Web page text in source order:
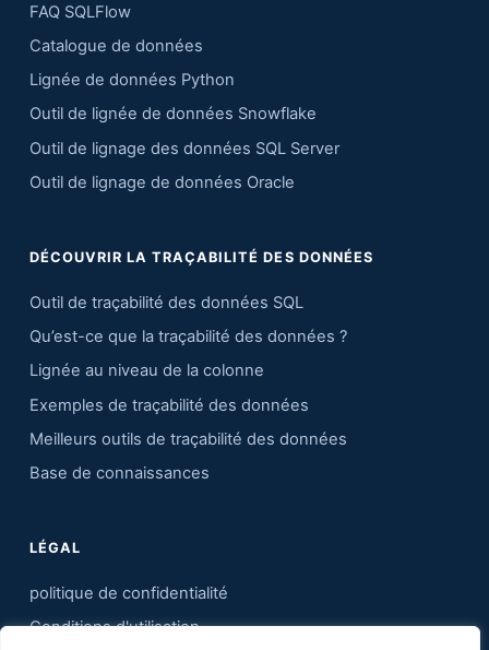
FAQ SQLFlow
Catalogue de données
Lignée de données Python
Outil de lignée de données Snowflake
Outil de lignage des données SQL Server
Outil de lignage de données Oracle
DÉCOUVRIR LA TRAÇABILITÉ DES DONNÉES
Outil de traçabilité des données SQL
Qu’est-ce que la traçabilité des données ?
Lignée au niveau de la colonne
Exemples de traçabilité des données
Meilleurs outils de traçabilité des données
Base de connaissances
LÉGAL
politique de confidentialité
Conditions d'utilisation